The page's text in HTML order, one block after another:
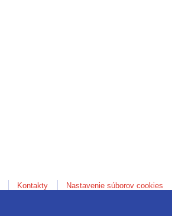
Kontakty Nastavenie súborov cookies